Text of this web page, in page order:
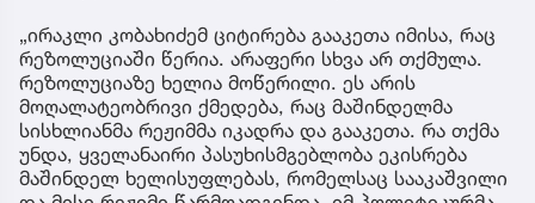
„ირაკლი კობახიძემ ციტირება გააკეთა იმისა, რაც
რეზოლუციაში წერია. არაფერი სხვა არ თქმულა.
რეზოლუციაზე ხელია მოწერილი. ეს არის
მოღალატეობრივი ქმედება, რაც მაშინდელმა
სისხლიანმა რეჟიმმა იკადრა და გააკეთა. რა თქმა
უნდა, ყველანაირი პასუხისმგებლობა ეკისრება
მაშინდელ ხელისუფლებას, რომელსაც სააკაშვილი